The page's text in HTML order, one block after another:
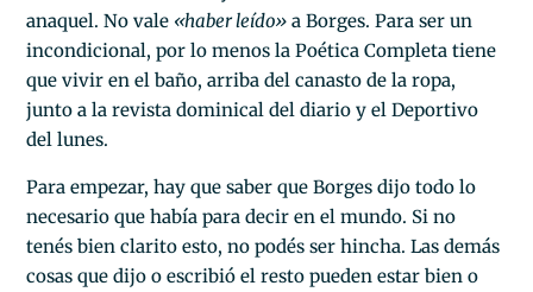
anaquel. No vale «haber leído» a Borges. Para ser un
incondicional, por lo menos la Poética Completa tiene
que vivir en el baño, arriba del canasto de la ropa,
junto a la revista dominical del diario y el Deportivo
del lunes.
Para empezar, hay que saber que Borges dijo todo lo
necesario que había para decir en el mundo. Si no
tenés bien clarito esto, no podés ser hincha. Las demás
cosas que dijo o escribió el resto pueden estar bien o